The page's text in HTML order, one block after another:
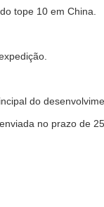
tope 10 em China.
do
no prazo de